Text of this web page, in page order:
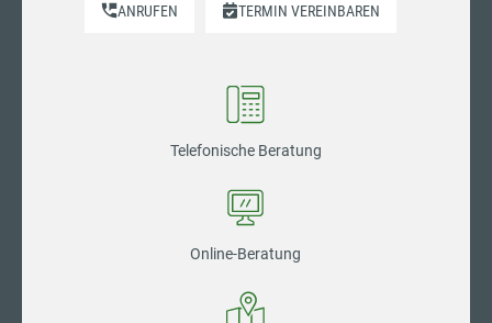
ANRUFEN TERMIN VEREINBAREN
Telefonische Beratung
Online-Beratung